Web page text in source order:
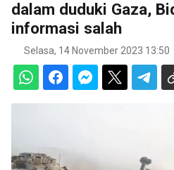
dalam duduki Gaza,
informasi salah
Selasa, 14 November 2023 13:50